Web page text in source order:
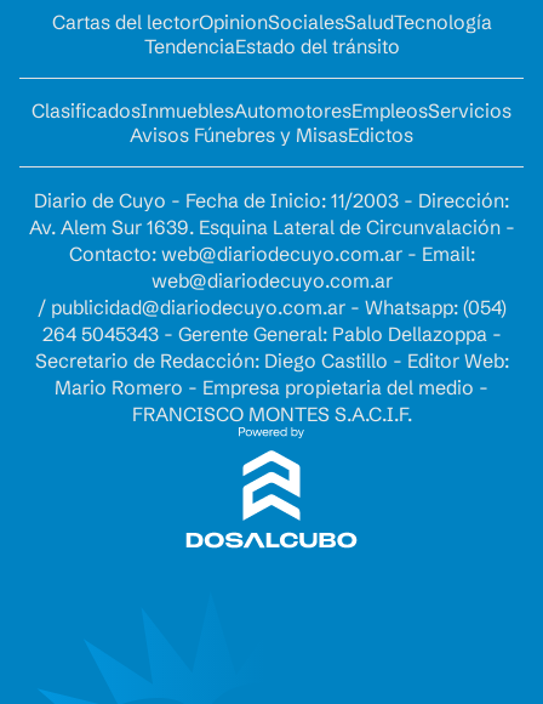
Cartas del lectorOpinionSocialesSaludTecnología
TendenciaEstado del tránsito
ClasificadosInmueblesAutomotoresEmpleosServicios
Avisos Fúnebres y MisasEdictos
Diario de Cuyo - Fecha de Inicio: 11/2003 - Dirección:
Av. Alem Sur 1639. Esquina Lateral de Circunvalación -
Contacto: web@diariodecuyo.com.ar- Email:
web@diariodecuyo.com.ar
/ publicidad@diariodecuyo.com.ar- Whatsapp: (054)
264 5045343 - Gerente General: Pablo Dellazoppa -
Secretario de Redacción: Diego Castillo - Editor Web:
Mario Romero - Empresa propietaria del medio -
FRANCISCO MONTES S.A.C.I.F.